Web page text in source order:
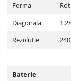
Forma
Diagonala
Rezolutie
Baterie